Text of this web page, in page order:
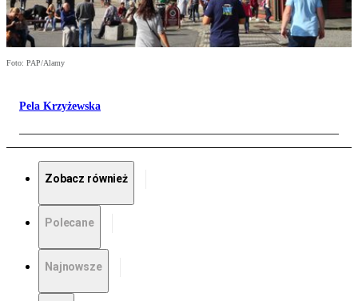
Foto: PAP/Alamy
Pela Krzyżewska
Zobacz również
Polecane
Najnowsze